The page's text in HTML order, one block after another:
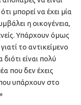
μπορεί να έχει μία
η οικογένεια,
Υπάρχουν όμως
το αντικείμενο
είναι πολύ
που δεν έχεις
υπάρχουν στο